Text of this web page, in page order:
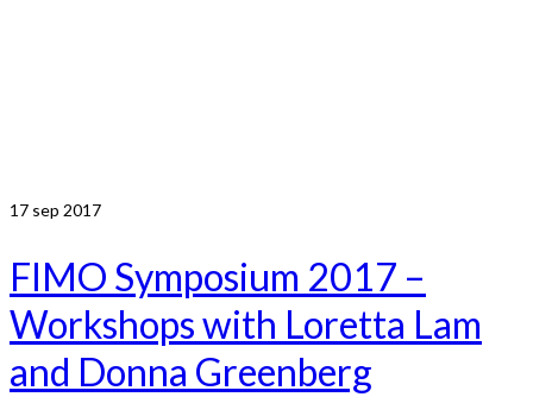
17 sep 2017
FIMO Symposium 2017 –
Workshops with Loretta Lam
and Donna Greenberg